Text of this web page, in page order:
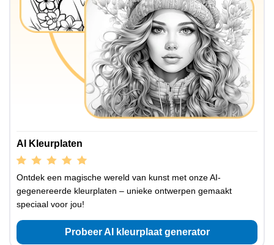
AI Kleurplaten
Ontdek een magische wereld van kunst met onze AI-
gegenereerde kleurplaten – unieke ontwerpen gemaakt
speciaal voor jou!
Probeer AI kleurplaat generator